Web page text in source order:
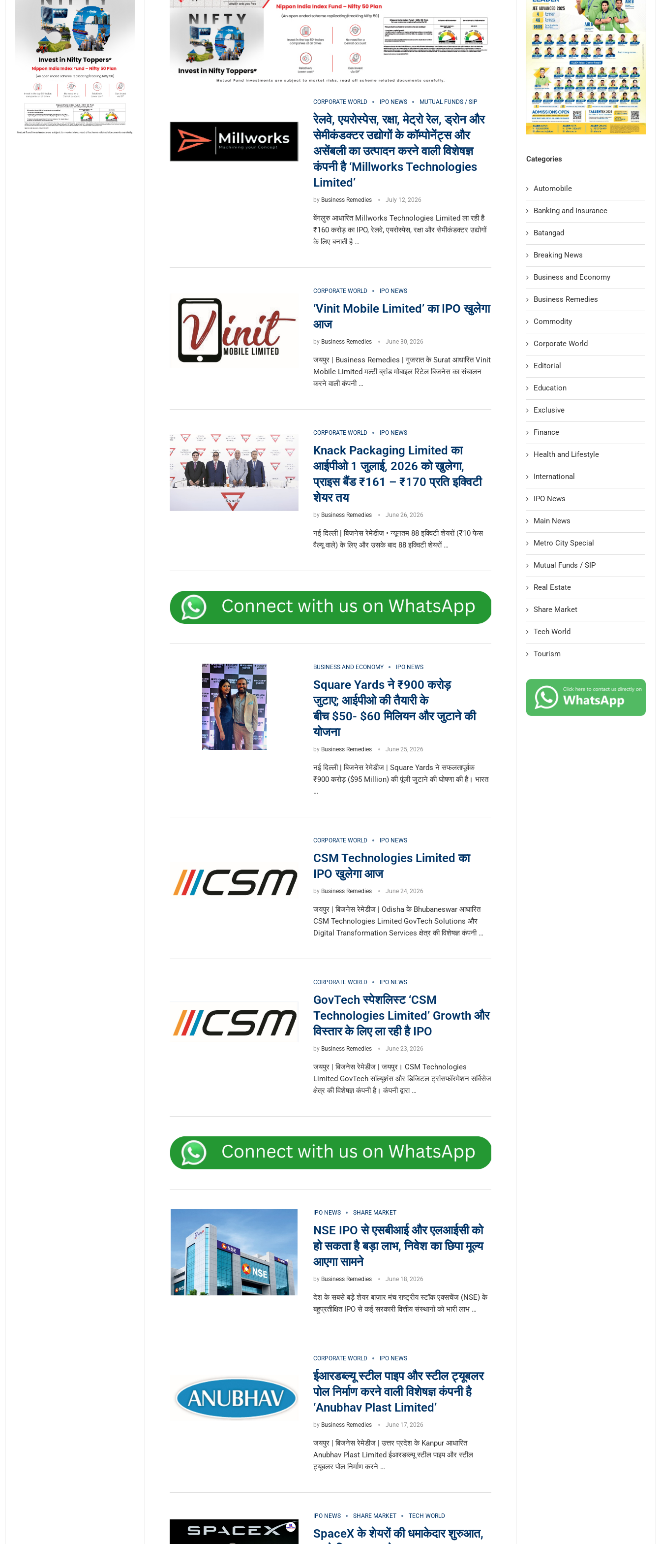
CORPORATE WORLD IPO NEWS MUTUAL FUNDS / SIP
रेलवे, एयरोस्पेस, रक्षा, मेट्रो रेल, ड्रोन और
सेमीकंडक्टर उद्योगों के कॉम्पोनेंट्स और
असेंबली का उत्पादन करने वाली विशेषज्ञ
कंपनी है ‘Millworks Technologies
Limited’
by Business Remedies July 12, 2026
बेंगलुरु आधारित Millworks Technologies Limited ला रही है
₹160 करोड़ का IPO, रेलवे, एयरोस्पेस, रक्षा और सेमीकंडक्टर उद्योगों
के लिए बनाती है …
CORPORATE WORLD IPO NEWS
‘Vinit Mobile Limited’ का IPO खुलेगा
आज
by Business Remedies June 30, 2026
जयपुर | Business Remedies | गुजरात के Surat आधारित Vinit
Mobile Limited मल्टी ब्रांड मोबाइल रिटेल बिजनेस का संचालन
करने वाली कंपनी …
CORPORATE WORLD IPO NEWS
Knack Packaging Limited का
आईपीओ 1 जुलाई, 2026 को खुलेगा,
प्राइस बैंड ₹161 – ₹170 प्रति इक्विटी
शेयर तय
by Business Remedies June 26, 2026
नई दिल्ली | बिजनेस रेमेडीज • न्यूनतम 88 इक्विटी शेयरों (₹10 फेस
वैल्यू वाले) के लिए और उसके बाद 88 इक्विटी शेयरों …
BUSINESS AND ECONOMY IPO NEWS
Square Yards ने ₹900 करोड़
जुटाए; आईपीओ की तैयारी के
बीच $50- $60 मिलियन और जुटाने की
योजना
by Business Remedies June 25, 2026
नई दिल्ली | बिजनेस रेमेडीज | Square Yards ने सफलतापूर्वक
₹900 करोड़ ($95 Million) की पूंजी जुटाने की घोषणा की है। भारत
…
CORPORATE WORLD IPO NEWS
CSM Technologies Limited का
IPO खुलेगा आज
by Business Remedies June 24, 2026
जयपुर | बिजनेस रेमेडीज | Odisha के Bhubaneswar आधारित
CSM Technologies Limited GovTech Solutions और
Digital Transformation Services क्षेत्र की विशेषज्ञ कंपनी …
CORPORATE WORLD IPO NEWS
GovTech स्पेशलिस्ट ‘CSM
Technologies Limited’ Growth और
विस्तार के लिए ला रही है IPO
by Business Remedies June 23, 2026
जयपुर | बिजनेस रेमेडीज | जयपुर। CSM Technologies
Limited GovTech सॉल्यूशंस और डिजिटल ट्रांसफॉरमेशन सर्विसेज
क्षेत्र की विशेषज्ञ कंपनी है। कंपनी द्वारा …
IPO NEWS SHARE MARKET
NSE IPO से एसबीआई और एलआईसी को
हो सकता है बड़ा लाभ, निवेश का छिपा मूल्य
आएगा सामने
by Business Remedies June 18, 2026
देश के सबसे बड़े शेयर बाज़ार मंच राष्ट्रीय स्टॉक एक्सचेंज (NSE) के
बहुप्रतीक्षित IPO से कई सरकारी वित्तीय संस्थानों को भारी लाभ …
CORPORATE WORLD IPO NEWS
ईआरडब्ल्यू स्टील पाइप और स्टील ट्यूबलर
पोल निर्माण करने वाली विशेषज्ञ कंपनी है
‘Anubhav Plast Limited’
by Business Remedies June 17, 2026
जयपुर | बिजनेस रेमेडीज | उत्तर प्रदेश के Kanpur आधारित
Anubhav Plast Limited ईआरडब्ल्यू स्टील पाइप और स्टील
ट्यूबलर पोल निर्माण करने …
IPO NEWS SHARE MARKET TECH WORLD
SpaceX के शेयरों की धमाकेदार शुरुआत,
Categories
Automobile
Banking and Insurance
Batangad
Breaking News
Business and Economy
Business Remedies
Commodity
Corporate World
Editorial
Education
Exclusive
Finance
Health and Lifestyle
International
IPO News
Main News
Metro City Special
Mutual Funds / SIP
Real Estate
Share Market
Tech World
Tourism